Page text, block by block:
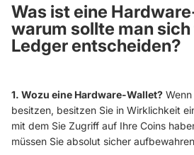
Was ist eine
warum sollte man sich
Ledger entscheiden?
1. Wozu eine Hardware-Wallet?
besitzen, besitzen Sie in Wirklichkeit
mit dem Sie Zugriff auf Ihre Coins
müssen Sie absolut sicher